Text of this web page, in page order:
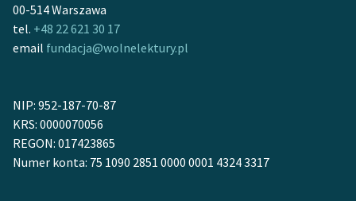
00-514 Warszawa
tel. +48 22 621 30 17
email fundacja@wolnelektury.pl
NIP: 952-187-70-87
KRS: 0000070056
REGON: 017423865
Numer konta: 75 1090 2851 0000 0001 4324 3317